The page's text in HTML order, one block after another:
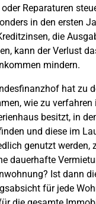
Reparaturen
in den ersten
die
kann der Verlust
mindern.
hat zu
wie zu verfahren
besitzt, in
und diese im
genutzt werden,
dauerhafte
Ist dann
für jede